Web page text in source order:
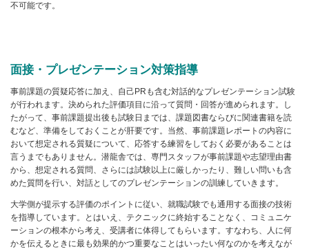
不可能です。
面接・プレゼンテーション対策指導
事前課題の質疑応答に加え、自己PRも含む対話的なプレゼンテーション試験
が行われます。決められた評価項目に沿って質問・回答が進められます。し
たがって、事前課題提出後も試験日までは、課題図書ならびに関連書籍を読
むなど、準備をしておくことが肝要です。当然、事前課題レポートの内容に
おいて想定される質疑について、応答する練習をしておく必要があることは
言うまでもありません。潜龍舎では、専門スタッフが事前課題や志望理由書
から、想定される質問、さらには試験以上に厳しかったり、難しい問いも含
めた質問を行い、対話としてのプレゼンテーションの訓練していきます。
大学側が提示する評価のポイントに従い、就職試験でも通用する面接の技術
を指導しています。とはいえ、テクニックに終始することなく、コミュニケ
ーションの根本から考え、受講者に体得してもらいます。すなわち、人に何
かを伝えるときに最も効果的かつ重要なことはいったい何なのかを考えなが